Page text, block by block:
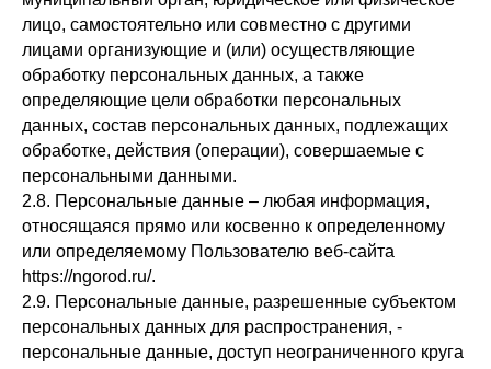
лицо, самостоятельно или совместно с другими
лицами организующие и (или) осуществляющие
обработку персональных данных, а также
определяющие цели обработки персональных
данных, состав персональных данных, подлежащих
обработке, действия (операции), совершаемые с
персональными данными.
2.8. Персональные данные – любая информация,
относящаяся прямо или косвенно к определенному
или определяемому Пользователю веб-сайта
https://ngorod.ru/.
2.9. Персональные данные, разрешенные субъектом
персональных данных для распространения, -
персональные данные, доступ неограниченного круга